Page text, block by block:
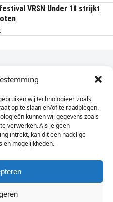
wij technologieën zoals
op te slaan en/of te raadplegen.
kunnen wij gegevens zoals
verwerken. Als je geen
intrekt, kan dit een nadelige
en mogelijkheden.
VRSN Under 18 strijkt
nieuws in je e-mail?
Up